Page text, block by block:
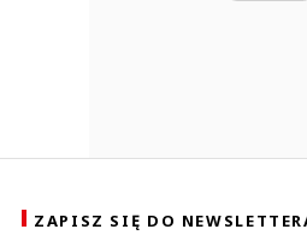
ZAPISZ SIĘ DO